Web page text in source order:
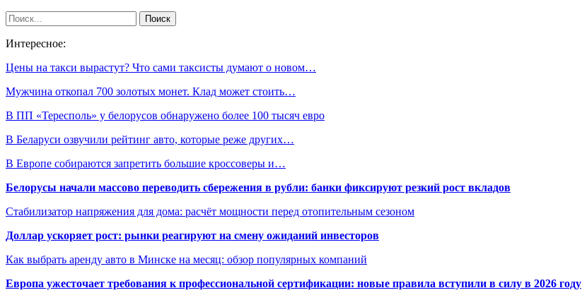
Интересное:
Цены на такси вырастут? Что сами таксисты думают о новом…
Мужчина откопал 700 золотых монет. Клад может стоить…
В ПП «Тересполь» у белорусов обнаружено более 100 тысяч евро
В Беларуси озвучили рейтинг авто, которые реже других…
В Европе собираются запретить большие кроссоверы и…
Белорусы начали массово переводить сбережения в рубли: банки фиксируют резкий рост вкладов
Стабилизатор напряжения для дома: расчёт мощности перед отопительным сезоном
Доллар ускоряет рост: рынки реагируют на смену ожиданий инвесторов
Как выбрать аренду авто в Минске на месяц: обзор популярных компаний
Европа ужесточает требования к профессиональной сертификации: новые правила вступили в силу в 2026 году